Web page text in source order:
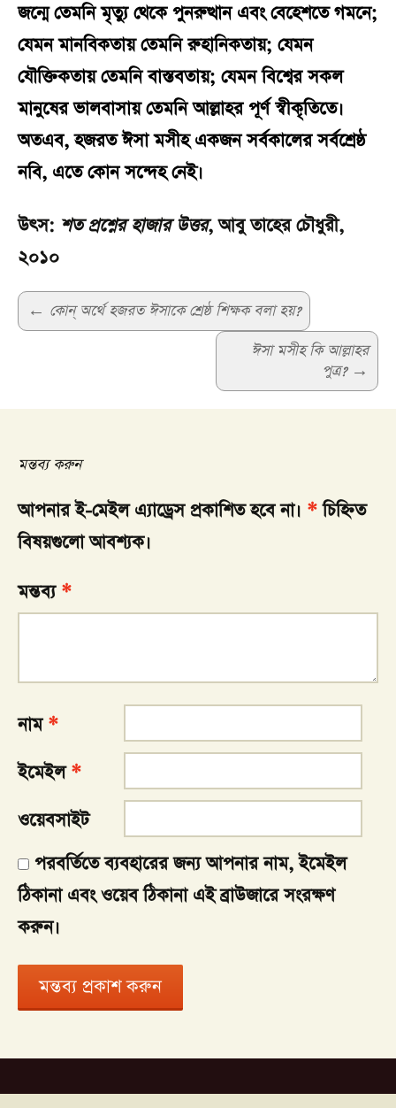
জন্মে তেমনি মৃত্যু থেকে পুনরুত্থান এবং বেহেশতে গমনে;
যেমন মানবিকতায় তেমনি রুহানিকতায়; যেমন
যৌক্তিকতায় তেমনি বাস্তবতায়; যেমন বিশ্বের সকল
মানুষের ভালবাসায় তেমনি আল্লাহর পূর্ণ স্বীকৃতিতে।
অতএব, হজরত ঈসা মসীহ একজন সর্বকালের সর্বশ্রেষ্ঠ
নবি, এতে কোন সন্দেহ নেই।
উৎস: শত প্রশ্নের হাজার উত্তর, আবু তাহের চৌধুরী,
২০১০
Post
← কোন্ অর্থে হজরত ঈসাকে শ্রেষ্ঠ শিক্ষক বলা হয়?
ঈসা মসীহ কি আল্লাহর
পুত্র? →
মন্তব্য করুন
আপনার ই-মেইল এ্যাড্রেস প্রকাশিত হবে না। *চিহ্নিত
বিষয়গুলো আবশ্যক।
মন্তব্য *
নাম*
ইমেইল*
ওয়েবসাইট
পরবর্তিতে ব্যবহারের জন্য আপনার নাম, ইমেইল
ঠিকানা এবং ওয়েব ঠিকানা এই ব্রাউজারে সংরক্ষণ
করুন।